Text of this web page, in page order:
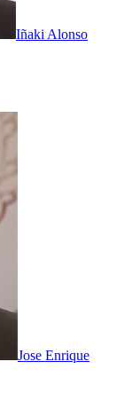
Iñaki Alonso
Jose Enrique